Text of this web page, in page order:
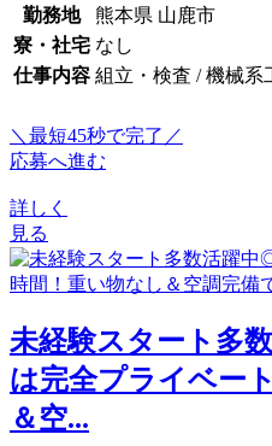
勤務地
熊本県 山鹿市
寮・社宅 なし
仕事内容 組立・検査 / 機械系
＼最短45秒で完了／
応募へ進む
詳しく
見る
未経験スタート多
は完全プライベー
＆空...